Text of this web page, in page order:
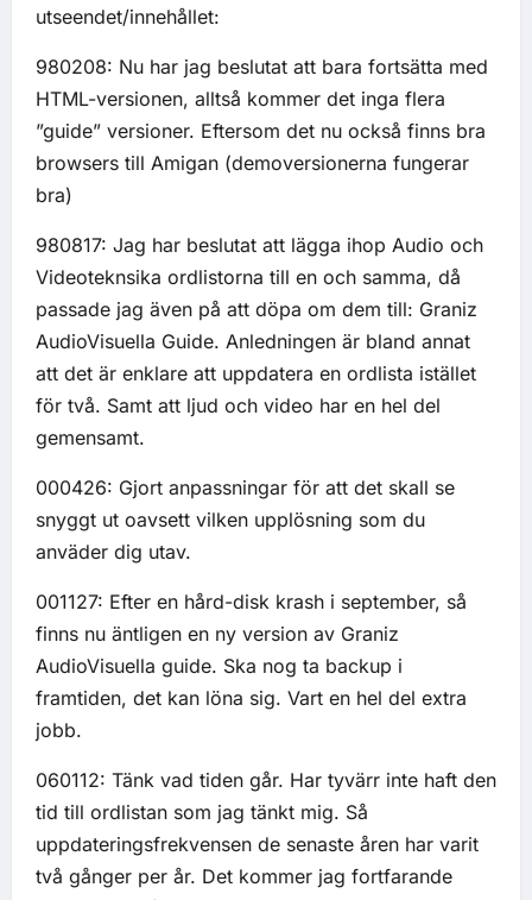
utseendet/innehållet:
980208: Nu har jag beslutat att bara fortsätta med
HTML-versionen, alltså kommer det inga flera
”guide” versioner. Eftersom det nu också finns bra
browsers till Amigan (demoversionerna fungerar
bra)
980817: Jag har beslutat att lägga ihop Audio och
Videoteknsika ordlistorna till en och samma, då
passade jag även på att döpa om dem till: Graniz
AudioVisuella Guide. Anledningen är bland annat
att det är enklare att uppdatera en ordlista istället
för två. Samt att ljud och video har en hel del
gemensamt.
000426: Gjort anpassningar för att det skall se
snyggt ut oavsett vilken upplösning som du
anväder dig utav.
001127: Efter en hård-disk krash i september, så
finns nu äntligen en ny version av Graniz
AudioVisuella guide. Ska nog ta backup i
framtiden, det kan löna sig. Vart en hel del extra
jobb.
060112: Tänk vad tiden går. Har tyvärr inte haft den
tid till ordlistan som jag tänkt mig. Så
uppdateringsfrekvensen de senaste åren har varit
två gånger per år. Det kommer jag fortfarande